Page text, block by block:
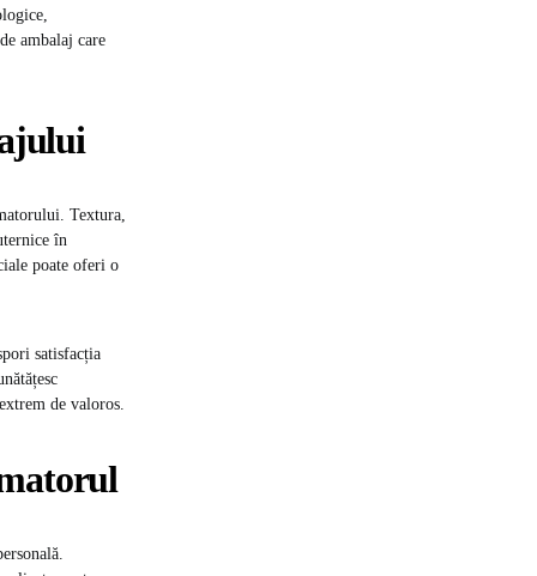
ambalaj care
Textura,
în
poate oferi o
satisfacția
de valoros.